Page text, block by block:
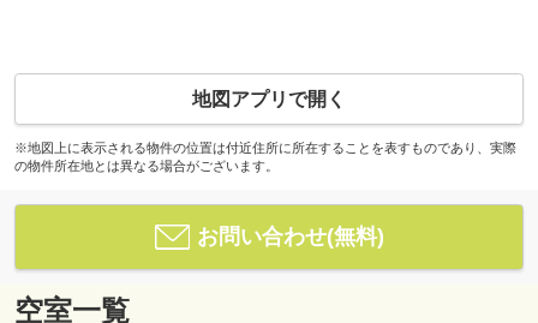
地図アプリで開く
※地図上に表示される物件の位置は付近住所に所在することを表すものであり、実際
の物件所在地とは異なる場合がございます。
お問い合わせ(無料)
空室一覧